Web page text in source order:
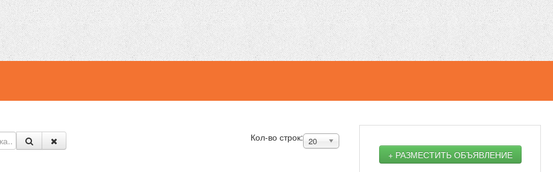
Кол-во строк: 20
+ РАЗМЕСТИТЬ ОБЪЯВЛЕНИЕ